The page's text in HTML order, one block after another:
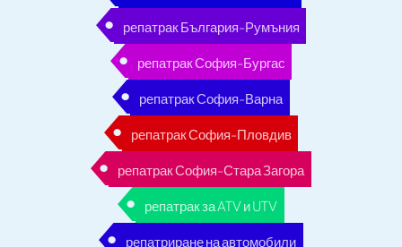
репатрак България-Румъния
репатрак София-Бургас
репатрак София-Варна
репатрак София-Пловдив
репатрак София-Стара Загора
репатрак за ATV и UTV
репатриране на автомобили